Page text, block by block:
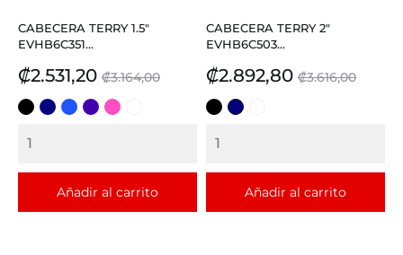
CABECERA TERRY 1.5"
EVHB6C351...
Precio
₡2.531,20 Precio
base
₡3.164,00
NEGRO
AZULAZULMORADO
FUCSIA
Añadir al carrito
CABECERA TERRY 2"
EVHB6C503...
Precio
₡2.892,80 Precio
₡3.616,00
NEGRO
AZUL
Añadir al carrito